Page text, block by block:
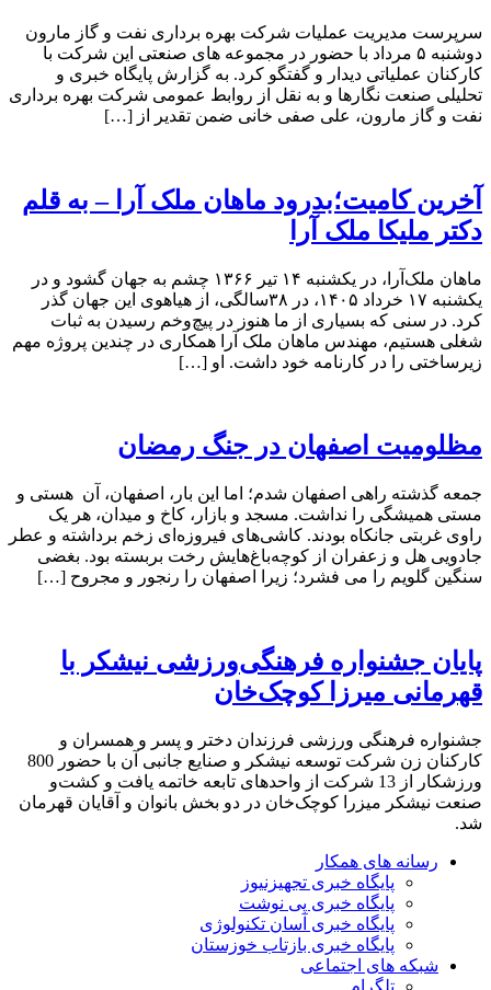
سرپرست مدیریت عملیات شرکت بهره برداری نفت و گاز مارون
دوشنبه ۵ مرداد با حضور در مجموعه های صنعتی این شرکت با
کارکنان عملیاتی دیدار و گفتگو کرد. به گزارش پایگاه خبری و
تحلیلی صنعت نگارها و به نقل از روابط عمومی شرکت بهره برداری
نفت و گاز مارون، علی صفی خانی ضمن تقدیر از […]
آخرین کامیت؛بدرود ماهان ملک آرا – به قلم
دکتر ملیکا ملک آرا
ماهان ملک‌آرا، در یکشنبه ۱۴ تیر ۱۳۶۶ چشم به جهان گشود و در
یکشنبه ۱۷ خرداد ۱۴۰۵، در ۳۸سالگی، از هیاهوی این جهان گذر
کرد. در سنی که بسیاری از ما هنوز در پیچ‌وخم رسیدن به ثبات
شغلی هستیم، مهندس ماهان ملک آرا همکاری در چندین پروژه مهم
زیرساختی را در کارنامه خود داشت. او […]
مظلومیت اصفهان در جنگ رمضان
جمعه گذشته راهی اصفهان شدم؛ اما این بار، اصفهان، آن هستی و
مستی همیشگی را نداشت. مسجد و بازار، کاخ و میدان، هر یک
راوی غربتی جانکاه بودند. کاشی‌های فیروزه‌ای زخم برداشته و عطر
جادویی هل و زعفران از کوچه‌باغ‌هایش رخت بربسته بود. بغضی
سنگین گلویم را می فشرد؛ زیرا اصفهان را رنجور و مجروح […]
پایان جشنواره فرهنگی‌ورزشی نیشکر با
قهرمانی میرزا کوچک‌خان
جشنواره فرهنگی ورزشی فرزندان دختر و پسر و همسران و
کارکنان زن شرکت توسعه نیشکر و صنایع جانبی آن با حضور 800
ورزشکار از 13 شرکت از واحدهای تابعه خاتمه یافت و کشت‌و
صنعت نیشکر میزرا کوچک‌خان در دو بخش بانوان و آقایان قهرمان
شد.
رسانه های همکار
پایگاه خبری تجهیزنیوز
پایگاه خبری پی نوشت
پایگاه خبری آسان تکنولوژی
پایگاه خبری بازتاب خوزستان
شبکه های اجتماعی